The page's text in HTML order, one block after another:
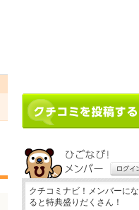
クチコミナビ！メンバーにな
ると特典盛りだくさん！